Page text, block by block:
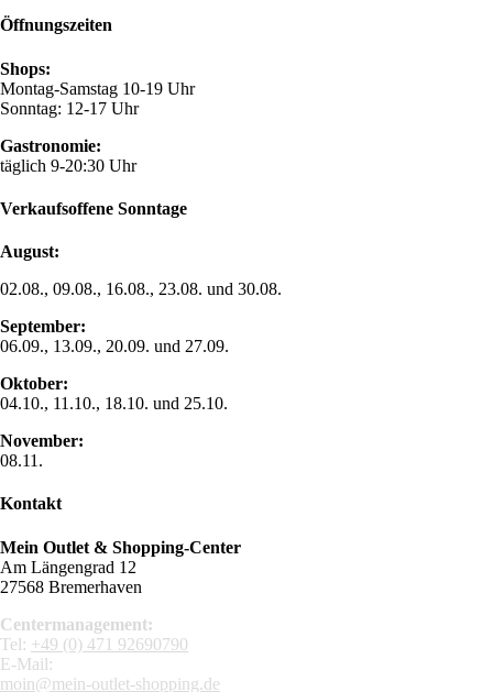
Öffnungszeiten
Shops:
Montag-Samstag 10-19 Uhr
Sonntag: 12-17 Uhr
Gastronomie:
täglich 9-20:30 Uhr
Verkaufsoffene Sonntage
August:
02.08., 09.08., 16.08., 23.08. und 30.08.
September:
06.09., 13.09., 20.09. und 27.09.
Oktober:
04.10., 11.10., 18.10. und 25.10.
November:
08.11.
Kontakt
Mein Outlet & Shopping-Center
Am Längengrad 12
27568 Bremerhaven
Centermanagement:
Tel: +49 (0) 471 92690790
E-Mail:
moin@mein-outlet-shopping.de